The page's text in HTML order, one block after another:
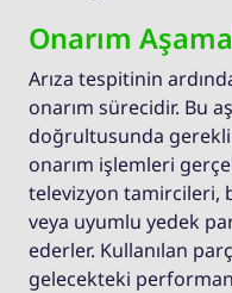
Onarım
Arıza tespitinin
onarım sürecidir. Bu
doğrultusunda
onarım işlemleri
televizyon tamircileri,
veya uyumlu yedek
ederler. Kullanılan
gelecekteki